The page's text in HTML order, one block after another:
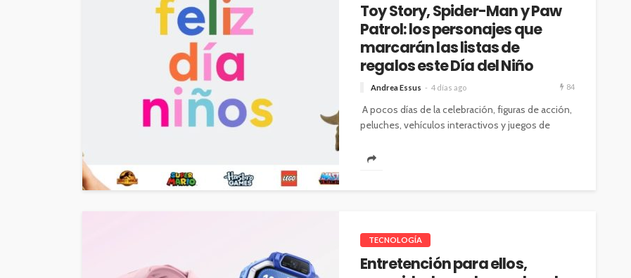
Toy Story, Spider-Man y Paw
Patrol: los personajes que
marcarán las listas de
regalos este Día del Niño
Andrea Essus 4 días ago 84
A pocos días de la celebración, figuras de acción,
peluches, vehículos interactivos y juegos de
TECNOLOGÍA
Entretención para ellos,